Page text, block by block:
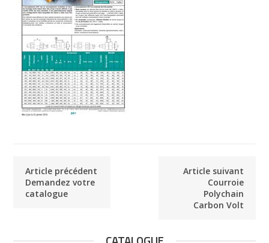
Article précédent
Demandez votre
catalogue
Article suivant
Courroie
Polychain
Carbon Volt